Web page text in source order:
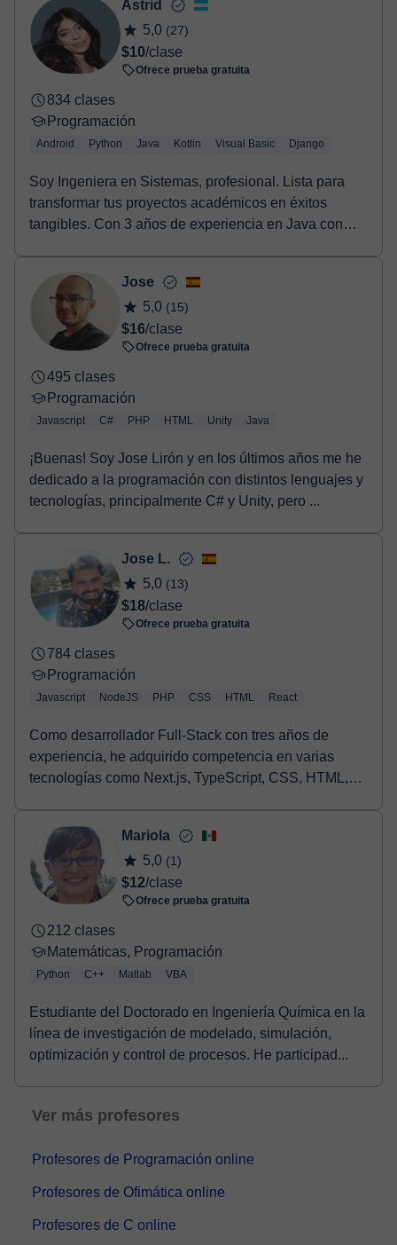
Una vez realices el pago de la clase, recibirás un e-mail de
confirmación de la reserva.
Astrid
5,0 (27)
$10/clase
Ofrece prueba gratuita
834 clases
Programación
Android Python Java Kotlin Visual Basic Django
Soy Ingeniera en Sistemas, profesional. Lista para
transformar tus proyectos académicos en éxitos
tangibles. Con 3 años de experiencia en Java con
Jose
5,0 (15)
$16/clase
Ofrece prueba gratuita
495 clases
Programación
Javascript C# PHP HTML Unity Java
¡Buenas! Soy Jose Lirón y en los últimos años me he
dedicado a la programación con distintos lenguajes y
tecnologías, principalmente C# y Unity, pero ...
Jose L.
5,0 (13)
$18/clase
Ofrece prueba gratuita
784 clases
Programación
Javascript NodeJS PHP CSS HTML React
Como desarrollador Full-Stack con tres años de
experiencia, he adquirido competencia en varias
tecnologías como Next.js, TypeScript, CSS, HTML,
Mariola
5,0 (1)
$12/clase
Ofrece prueba gratuita
212 clases
Matemáticas, Programación
Python C++ Matlab VBA
Estudiante del Doctorado en Ingeniería Química en la
línea de investigación de modelado, simulación,
optimización y control de procesos. He participad...
Ver más profesores
Profesores de Programación online
Profesores de Ofimática online
Profesores de C online